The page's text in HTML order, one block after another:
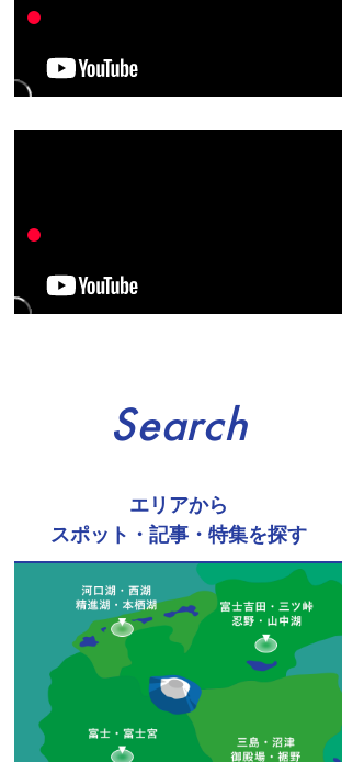
Search
エリアから
スポット・記事・特集を探す